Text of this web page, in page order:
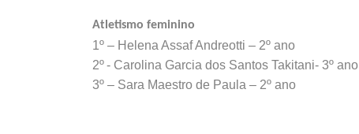
Atletismo feminino
1º – Helena Assaf Andreotti – 2º ano
2º - Carolina Garcia dos Santos Takitani- 3º ano
3º – Sara Maestro de Paula – 2º ano